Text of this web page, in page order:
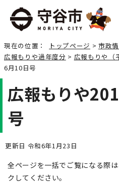
現在の位置： トップページ > 市政
広報もりや過年度分 > 広報もりや（
6月10日号
広報もりや
号
更新日 令和6年1月23日
全ページを一括でご覧になる際
クしてください。